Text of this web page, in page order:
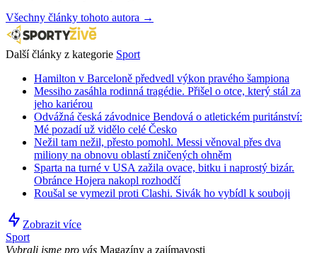
Všechny články tohoto autora →
Další články z kategorie Sport
Hamilton v Barceloně předvedl výkon pravého šampiona
Messiho zasáhla rodinná tragédie. Přišel o otce, který stál za
jeho kariérou
Odvážná česká závodnice Bendová o atletickém puritánství:
Mé pozadí už vidělo celé Česko
Nežil tam nežil, přesto pomohl. Messi věnoval přes dva
miliony na obnovu oblastí zničených ohněm
Sparta na turné v USA zažila ovace, bitku i naprostý bizár.
Obránce Hojera nakopl rozhodčí
Roušal se vymezil proti Clashi. Sivák ho vybídl k souboji
Zobrazit více
Sport
Vybrali jsme pro vás Magazíny a zajímavosti